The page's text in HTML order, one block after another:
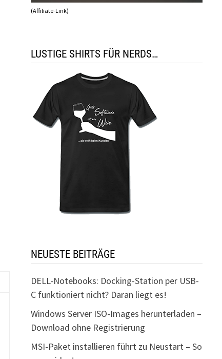
(Affiliate-Link)
LUSTIGE SHIRTS FÜR NERDS…
NEUESTE BEITRÄGE
DELL-Notebooks: Docking-Station per USB-
C funktioniert nicht? Daran liegt es!
Windows Server ISO-Images herunterladen –
Download ohne Registrierung
MSI-Paket installieren führt zu Neustart – So